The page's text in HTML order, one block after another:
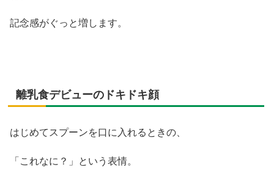
記念感がぐっと増します。
離乳食デビューのドキドキ顔
はじめてスプーンを口に入れるときの、
「これなに？」という表情。